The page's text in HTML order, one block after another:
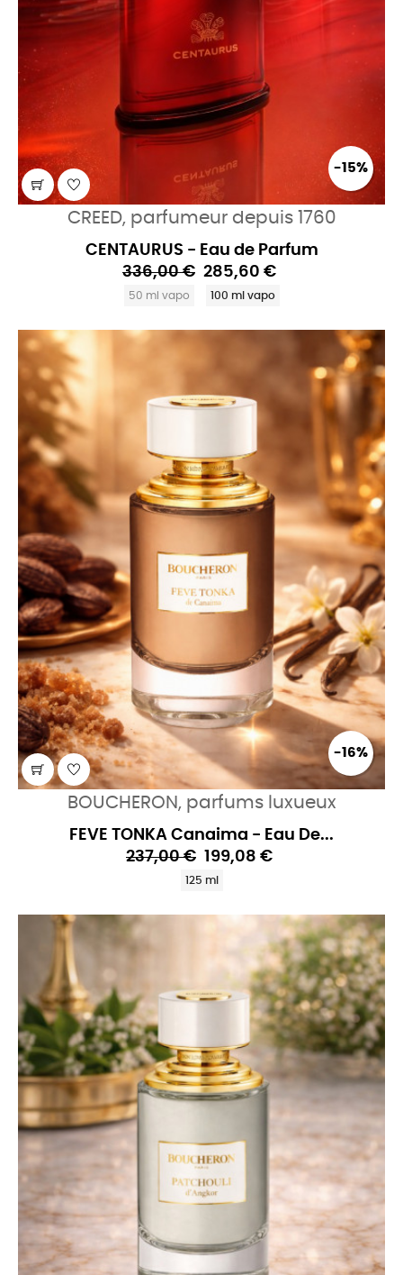
-15%
CREED, parfumeur depuis 1760
CENTAURUS - Eau de Parfum
336,00 € 285,60 €
50 ml vapo 100 ml vapo
-16%
BOUCHERON, parfums luxueux
FEVE TONKA Canaima - Eau De...
237,00 € 199,08 €
125 ml